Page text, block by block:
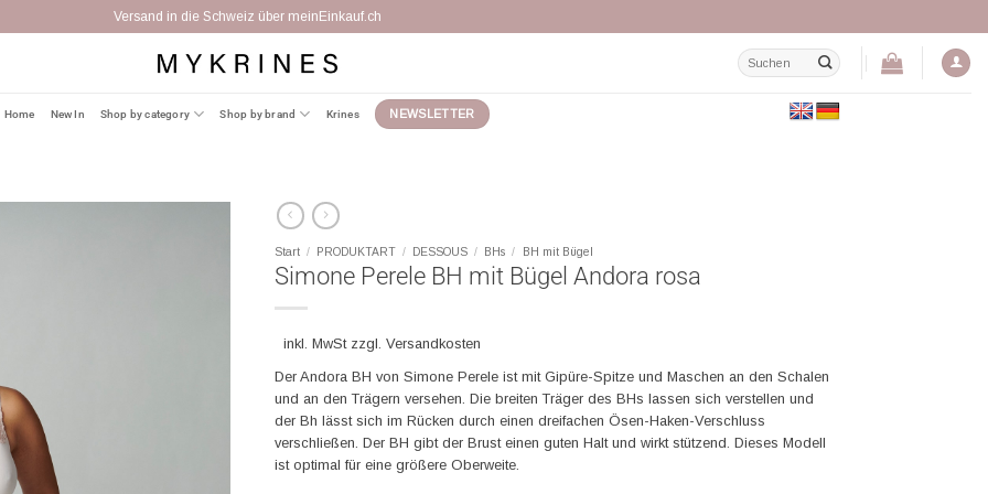
Versand in die Schweiz über meinEinkauf.ch
Suchen
nach:
Home New In Shop by category Shop by brand Krines NEWSLETTER
Start / PRODUKTART / DESSOUS / BHs / BH mit Bügel
Simone Perele BH mit Bügel Andora rosa
inkl. MwSt zzgl. Versandkosten
Der Andora BH von Simone Perele ist mit Gipüre-Spitze und Maschen an den Schalen
und an den Trägern versehen. Die breiten Träger des BHs lassen sich verstellen und
der Bh lässt sich im Rücken durch einen dreifachen Ösen-Haken-Verschluss
verschließen. Der BH gibt der Brust einen guten Halt und wirkt stützend. Dieses Modell
ist optimal für eine größere Oberweite.